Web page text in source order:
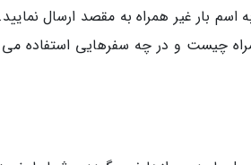
بار غیر همراه به مقصد ارسال